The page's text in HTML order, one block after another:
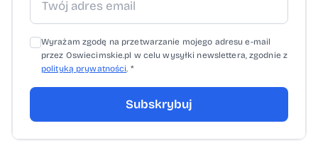
Wyrażam zgodę na przetwarzanie mojego adresu e-mail
przez Oswiecimskie.pl w celu wysyłki newslettera, zgodnie z
polityką prywatności. *
Subskrybuj